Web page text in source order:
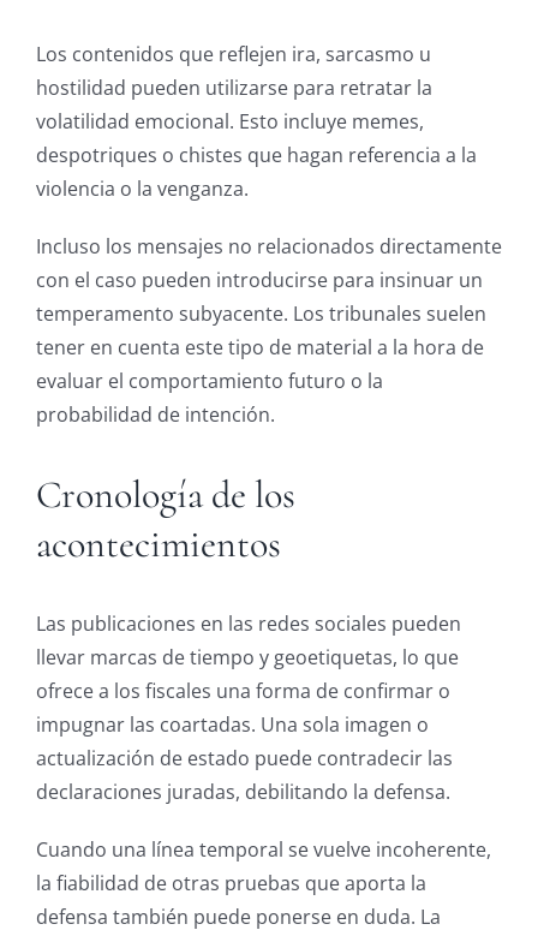
Los contenidos que reflejen ira, sarcasmo u
hostilidad pueden utilizarse para retratar la
volatilidad emocional. Esto incluye memes,
despotriques o chistes que hagan referencia a la
violencia o la venganza.
Incluso los mensajes no relacionados directamente
con el caso pueden introducirse para insinuar un
temperamento subyacente. Los tribunales suelen
tener en cuenta este tipo de material a la hora de
evaluar el comportamiento futuro o la
probabilidad de intención.
Cronología de los
acontecimientos
Las publicaciones en las redes sociales pueden
llevar marcas de tiempo y geoetiquetas, lo que
ofrece a los fiscales una forma de confirmar o
impugnar las coartadas. Una sola imagen o
actualización de estado puede contradecir las
declaraciones juradas, debilitando la defensa.
Cuando una línea temporal se vuelve incoherente,
la fiabilidad de otras pruebas que aporta la
defensa también puede ponerse en duda. La